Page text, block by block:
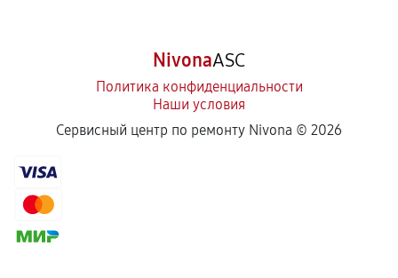
NivonaASC
Политика конфиденциальности
Наши условия
Сервисный центр по ремонту Nivona © 2026